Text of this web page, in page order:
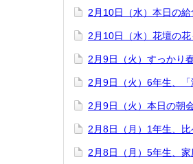
2月10日（水）本日の給
2月10日（水）花壇の花
2月9日（火）すっかり
2月9日（火）6年生、
2月9日（火）本日の朝
2月8日（月）1年生、比
2月8日（月）5年生、